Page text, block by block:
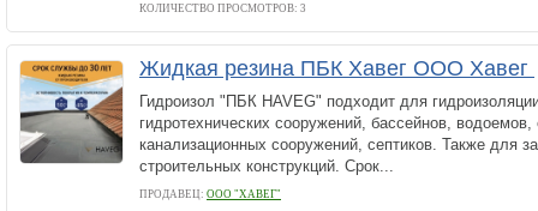
КОЛИЧЕСТВО ПРОСМОТРОВ: 3
Жидкая резина ПБК Хавег ООО Хавег
Гидроизол "ПБК HAVEG" подходит для
гидротехнических сооружений, бассейнов, водоемов,
канализационных сооружений, септиков. Также для
строительных конструкций. Срок...
ПРОДАВЕЦ: ООО "ХАВЕГ"